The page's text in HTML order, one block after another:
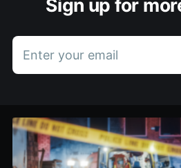
Sign up for
Enter your email